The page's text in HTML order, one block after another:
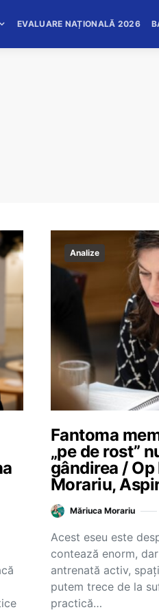
EVALUARE NAȚIONALĂ 2026
Analize
Fantoma
„pe de rost”
gândirea /
Morariu,
Măriuca Morariu
Acest eseu este
contează enorm,
antrenată activ,
putem trece de la
practică…